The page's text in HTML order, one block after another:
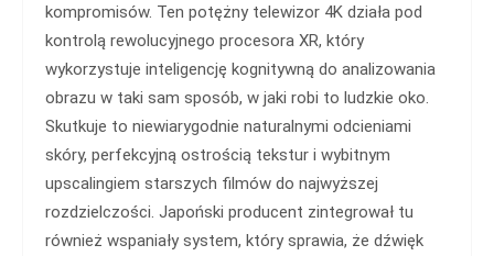
kompromisów. Ten potężny telewizor 4K działa pod
kontrolą rewolucyjnego procesora XR, który
wykorzystuje inteligencję kognitywną do analizowania
obrazu w taki sam sposób, w jaki robi to ludzkie oko.
Skutkuje to niewiarygodnie naturalnymi odcieniami
skóry, perfekcyjną ostrością tekstur i wybitnym
upscalingiem starszych filmów do najwyższej
rozdzielczości. Japoński producent zintegrował tu
również wspaniały system, który sprawia, że dźwięk